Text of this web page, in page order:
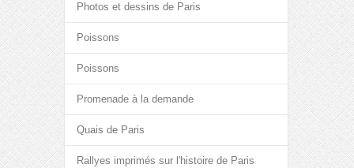
Photos et dessins de Paris
Poissons
Poissons
Promenade à la demande
Quais de Paris
Rallyes imprimés sur l'histoire de Paris